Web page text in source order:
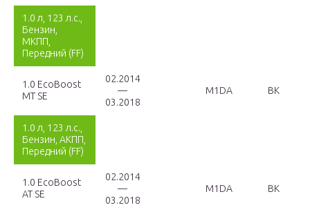
1.0 л, 123 л.с.,
Бензин,
МКПП,
Передний (FF)
1.0 EcoBoost
MT SE
02.2014
—
03.2018
M1DA BK
1.0 л, 123 л.с.,
Бензин, АКПП,
Передний (FF)
1.0 EcoBoost
AT SE
02.2014
—
03.2018
M1DA BK